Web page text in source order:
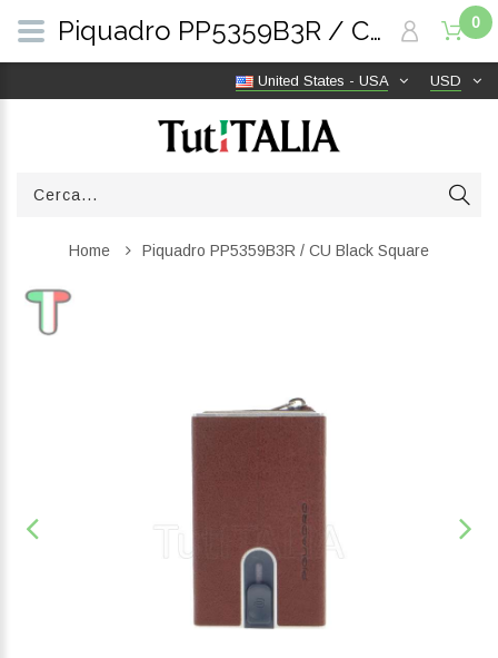
USD
United States - USA
0
Home Piquadro PP5359B3R / CU Black Square
Piquadro PP5359B3R / CU Black Square | TutITALIA